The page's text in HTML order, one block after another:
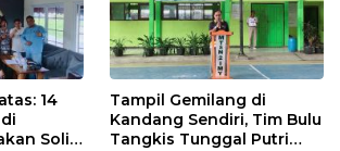
14
Solid
Tampil Gemilang di
Kandang Sendiri, Tim Bulu
Tangkis Tunggal Putri